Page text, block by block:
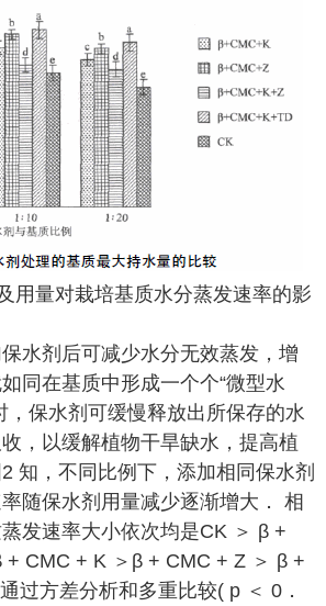
用量对栽培基质水分蒸发速率的影
水剂后可减少水分无效蒸发，增
同在基质中形成一个个“微型水
，保水剂可缓慢释放出所保存的水
，以缓解植物干旱缺水，提高植
知，不同比例下，添加相同保水剂
随保水剂用量减少逐渐增大． 相
发速率大小依次均是CK ＞ β +
+ CMC + K ＞β + CMC + Z ＞ β +
过方差分析和多重比较( p ＜ 0．